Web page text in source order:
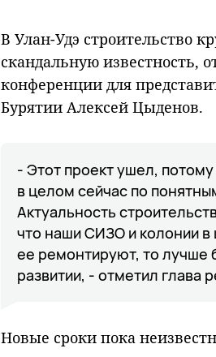
В Улан-Удэ строительство
скандальную известность,
конференции для
Бурятии Алексей Цыденов.
- Этот проект ушел,
в целом сейчас по
Актуальность
что наши СИЗО и колонии
ее ремонтируют, то лучше
развитии, - отметил глава
Новые сроки пока